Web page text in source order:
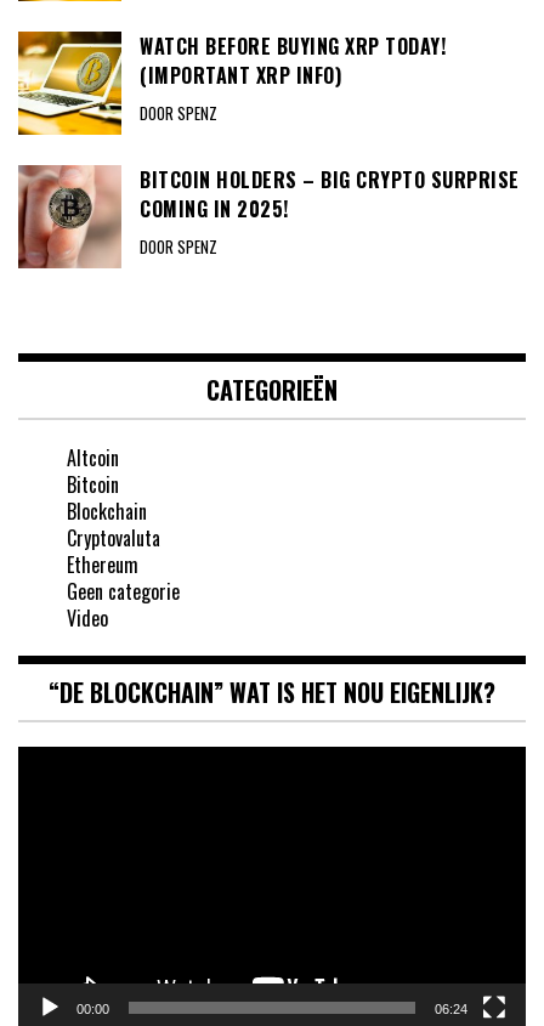
WATCH BEFORE BUYING XRP TODAY!
(IMPORTANT XRP INFO)
DOOR SPENZ
BITCOIN HOLDERS – BIG CRYPTO SURPRISE
COMING IN 2025!
DOOR SPENZ
CATEGORIEËN
Altcoin
Bitcoin
Blockchain
Cryptovaluta
Ethereum
Geen categorie
Video
“DE BLOCKCHAIN” WAT IS HET NOU EIGENLIJK?
00:00 06:24